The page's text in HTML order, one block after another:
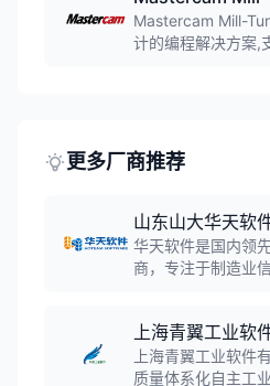
粗加工时间缩短高
制造、航空航天、
Mastercam Mill-
计的编程解决方案,
更多厂商推荐
山东山大华天软
华天软件是国内领
商，专注于制造业
全流程工业软件，
造、能源化工等三
智能制造的核心厂
上海青翼工业软
上海青翼工业软件
质量体系化自主工